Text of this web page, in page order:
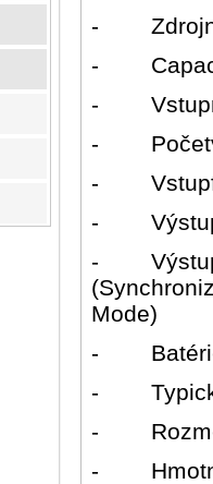
-
-
-
-
-
-
-
Mode)
-
-
-
-